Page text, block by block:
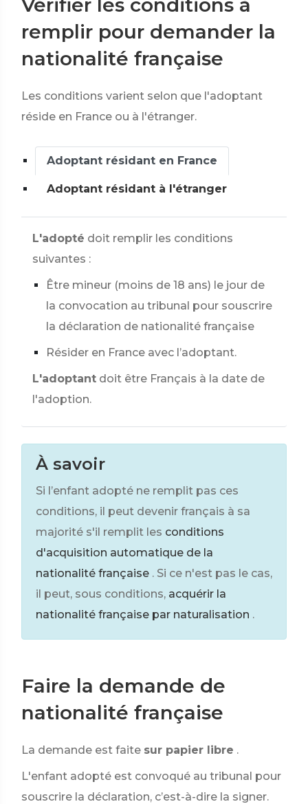
Vérifier les conditions à
remplir pour demander la
nationalité française
Les conditions varient selon que l'adoptant
réside en France ou à l'étranger.
Adoptant résidant en France
Adoptant résidant à l'étranger
L'adopté doit remplir les conditions
suivantes :
Être mineur (moins de 18 ans) le jour de
la convocation au tribunal pour souscrire
la déclaration de nationalité française
Résider en France avec l’adoptant.
L'adoptant doit être Français à la date de
l'adoption.
À savoir
Si l’enfant adopté ne remplit pas ces
conditions, il peut devenir français à sa
majorité s'il remplit les conditions
d'acquisition automatique de la
nationalité française . Si ce n'est pas le cas,
il peut, sous conditions, acquérir la
nationalité française par naturalisation .
Faire la demande de
nationalité française
La demande est faite sur papier libre .
L'enfant adopté est convoqué au tribunal pour
souscrire la déclaration, c’est-à-dire la signer.